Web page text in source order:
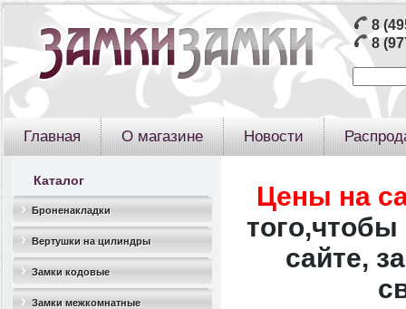
8
8
Главная О магазине Новости
Каталог
Броненакладки
Вертушки на цилиндры
Замки кодовые
Замки межкомнатные
Цены на
того,чтобы
сайте,